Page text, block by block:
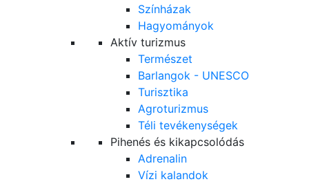
Színházak
Hagyományok
Aktív turizmus
Természet
Barlangok - UNESCO
Turisztika
Agroturizmus
Téli tevékenységek
Pihenés és kikapcsolódás
Adrenalin
Vízi kalandok